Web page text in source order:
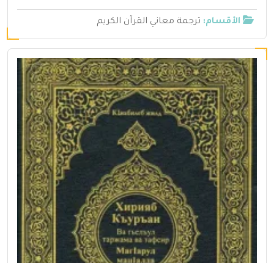
الأقسام: ترجمة معاني القرآن الكريم